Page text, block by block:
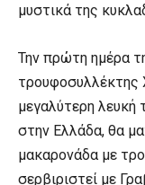
μυστικά της
Την πρώτη ημέρα
τρουφοσυλλέκτης
μεγαλύτερη
στην Ελλάδα, θα
μακαρονάδα με
σερβιριστεί με